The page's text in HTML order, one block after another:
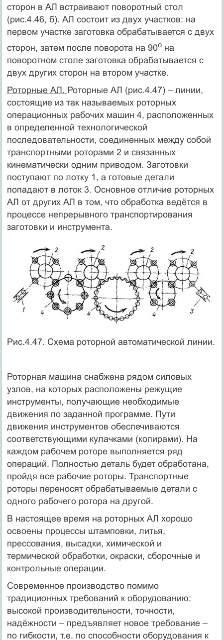
сторон в АЛ встраивают поворотный стол
(рис.4.46, б). АЛ состоит из двух участков: на
первом участке заготовка обрабатывается с двух
сторон, затем после поворота на 90она
поворотном столе заготовка обрабатывается с
двух других сторон на втором участке.
Роторные АЛ. Роторные АЛ (рис.4.47) – линии,
состоящие из так называемых роторных
операционных рабочих машин 4, расположенных
в определенной технологической
последовательности, соединенных между собой
транспортными роторами 2 и связанных
кинематически одним приводом. Заготовки
поступают по лотку 1, а готовые детали
попадают в лоток 3. Основное отличие роторных
АЛ от других АЛ в том, что обработка ведётся в
процессе непрерывного транспортирования
заготовки и инструмента.
Рис.4.47. Схема роторной автоматической линии.
Роторная машина снабжена рядом силовых
узлов, на которых расположены режущие
инструменты, получающие необходимые
движения по заданной программе. Пути
движения инструментов обеспечиваются
соответствующими кулачками (копирами). На
каждом рабочем роторе выполняется ряд
операций. Полностью деталь будет обработана,
пройдя все рабочие роторы. Транспортные
роторы переносят обрабатываемые детали с
одного рабочего ротора на другой.
В настоящее время на роторных АЛ хорошо
освоены процессы штамповки, литья,
прессования, высадки, химической и
термической обработки, окраски, сборочные и
контрольные операции.
Современное производство помимо
традиционных требований к оборудованию:
высокой производительности, точности,
надёжности – предъявляет новое требование –
по гибкости, т.е. по способности оборудования к